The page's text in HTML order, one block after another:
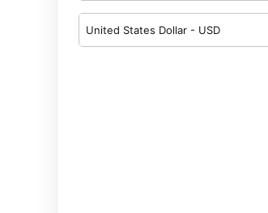
United States Dollar - USD